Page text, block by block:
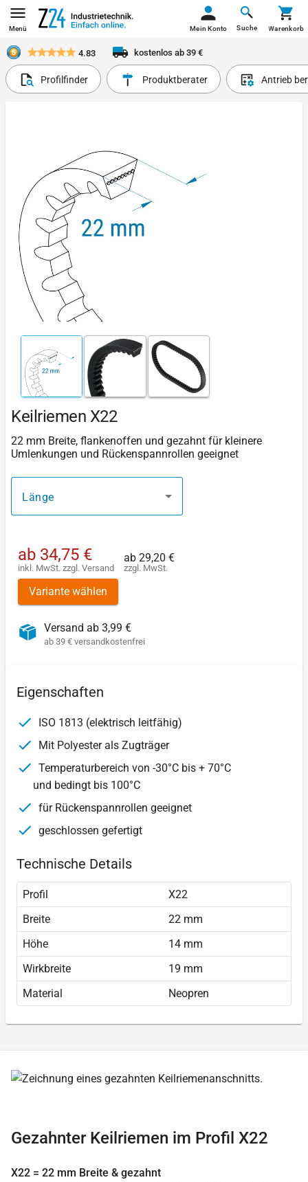
Menü Suche
Mein Konto Warenkorb
4.83 kostenlos ab 39 €
Profilfinder Produktberater Antrieb
Keilriemen X22
22 mm Breite, flankenoffen und gezahnt für kleinere
Umlenkungen und Rückenspannrollen geeignet
Länge
ab 34,75 €
inkl. MwSt. zzgl. Versand
ab 29,20 €
zzgl. MwSt.
Variante wählen
Versand ab 3,99 €
ab 39 € versandkostenfrei
Eigenschaften
ISO 1813 (elektrisch leitfähig)
Mit Polyester als Zugträger
Temperaturbereich von -30°C bis + 70°C
und bedingt bis 100°C
für Rückenspannrollen geeignet
geschlossen gefertigt
Technische Details
Profil
X22
Breite
22 mm
Höhe
14 mm
Wirkbreite
19 mm
Material
Neopren
Gezahnter Keilriemen im Profil X22
X22 = 22 mm Breite & gezahnt